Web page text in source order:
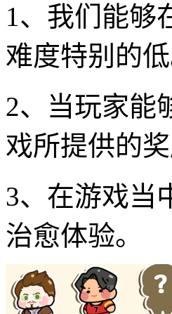
1、我们能够
难度特别的低
2、当玩家能
戏所提供的奖
3、在游戏当
治愈体验。